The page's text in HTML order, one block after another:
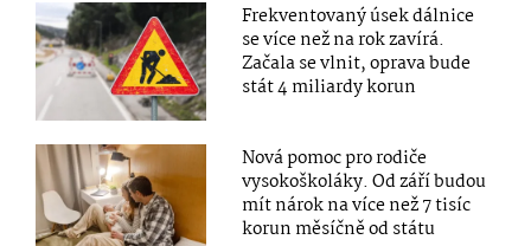
Frekventovaný úsek dálnice
se více než na rok zavírá.
Začala se vlnit, oprava bude
stát 4 miliardy korun
Nová pomoc pro rodiče
vysokoškoláky. Od září budou
mít nárok na více než 7 tisíc
korun měsíčně od státu